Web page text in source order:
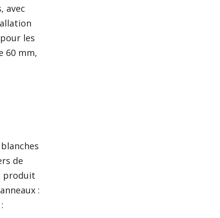
avec
les
60 mm,
de
produit
: